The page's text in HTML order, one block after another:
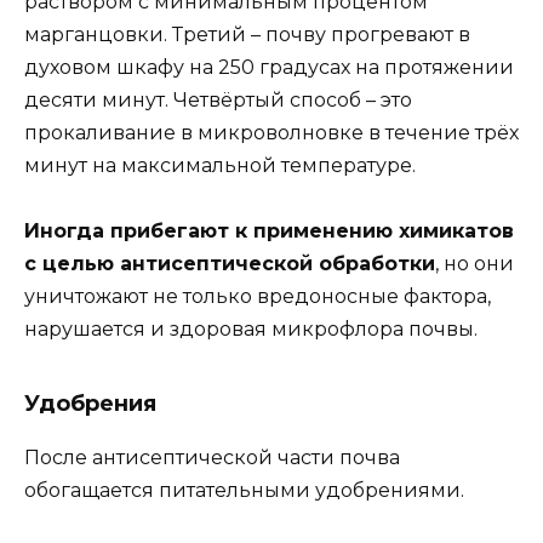
марганцовки. Третий – почву прогревают в
духовом шкафу на 250 градусах на протяжении
десяти минут. Четвёртый способ – это
прокаливание в микроволновке в течение трёх
минут на максимальной температуре.
Иногда прибегают к применению химикатов
с целью антисептической обработки, но они
уничтожают не только вредоносные фактора,
нарушается и здоровая микрофлора почвы.
Удобрения
После антисептической части почва
обогащается питательными удобрениями.